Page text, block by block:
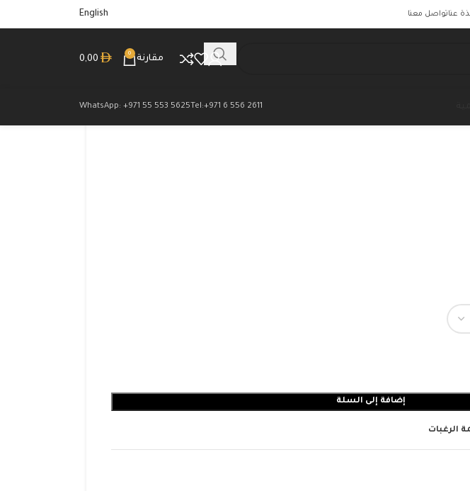
عناتواصل معنا English
مقارنة
0
0,00
Tel:+971 6 556 2611
WhatsApp: +971 55 553 5625
إضافة إلى السلة
الرغبات